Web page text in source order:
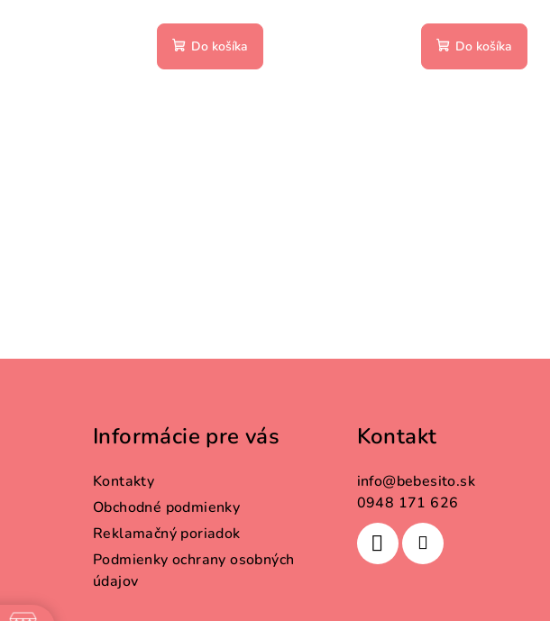
Do košíka Do košíka
Informácie pre vás
Kontakty
Obchodné podmienky
Reklamačný poriadok
Podmienky ochrany osobných
údajov
Kontakt
info@bebesito.sk
0948 171 626